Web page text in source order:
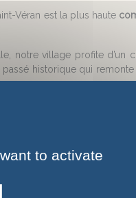
Véran est la plus haute
notre village profite d’un
historique qui remonte
a été attirée dans ce
siècles de notre ère, à la
700 ou 800 après J.C.
seul tenant, le village fut
Le vide entre les
to activate